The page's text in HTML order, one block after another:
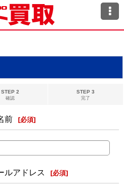
STEP 2
確認
STEP 3
完了
前 [必須]
ルアドレス [必須]